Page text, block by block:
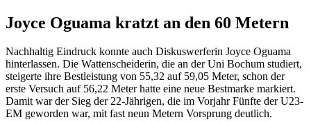
Joyce Oguama kratzt an den 60 Metern
Nachhaltig Eindruck konnte auch Diskuswerferin Joyce Oguama
hinterlassen. Die Wattenscheiderin, die an der Uni Bochum studiert,
steigerte ihre Bestleistung von 55,32 auf 59,05 Meter, schon der
erste Versuch auf 56,22 Meter hatte eine neue Bestmarke markiert.
Damit war der Sieg der 22-Jährigen, die im Vorjahr Fünfte der U23-
EM geworden war, mit fast neun Metern Vorsprung deutlich.